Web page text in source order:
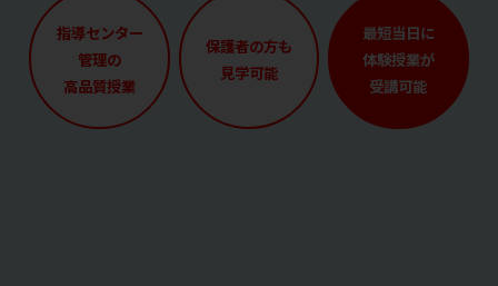
指導センター
管理の
高品質授業
保護者の方も
見学可能
最短当日に
体験授業が
受講可能